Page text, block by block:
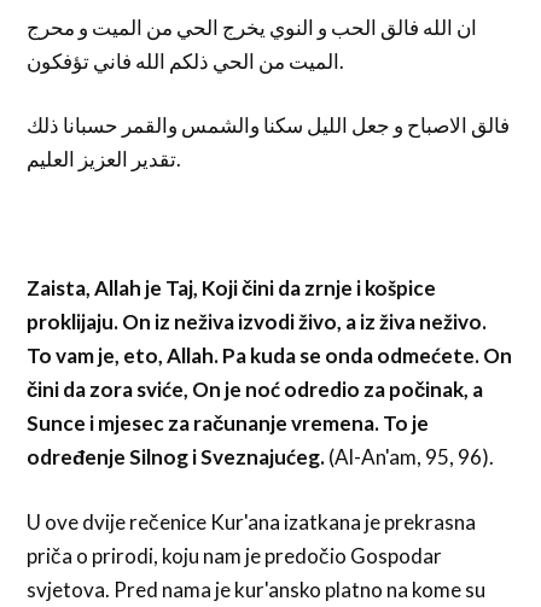
ان الله فالق الحب و النوي يخرج الحي من الميت و محرج
الميت من الحي ذلكم الله فاني تؤفكون.
فالق الاصباح و جعل الليل سكنا والشمس والقمر حسبانا ذلك
تقدير العزيز العليم.
Zaista, Allah je Taj, Koji čini da zrnje i košpice
proklijaju. On iz neživa izvodi živo, a iz živa neživo.
To vam je, eto, Allah. Pa kuda se onda odmećete. On
čini da zora sviće, On je noć odredio za počinak, a
Sunce i mjesec za računanje vremena. To je
određenje Silnog i Sveznajućeg.(Al-An'am, 95, 96).
U ove dvije rečenice Kur'ana izatkana je prekrasna
priča o prirodi, koju nam je predočio Gospodar
svjetova. Pred nama je kur'ansko platno na kome su